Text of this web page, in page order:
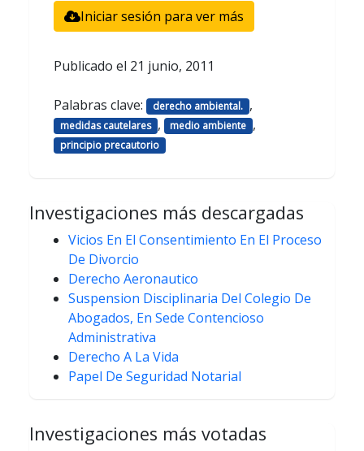
Iniciar sesión para ver más
Publicado el 21 junio, 2011
Palabras clave: derecho ambiental. ,
medidas cautelares , medio ambiente ,
principio precautorio
Investigaciones más descargadas
Vicios En El Consentimiento En El Proceso
De Divorcio
Derecho Aeronautico
Suspension Disciplinaria Del Colegio De
Abogados, En Sede Contencioso
Administrativa
Derecho A La Vida
Papel De Seguridad Notarial
Investigaciones más votadas